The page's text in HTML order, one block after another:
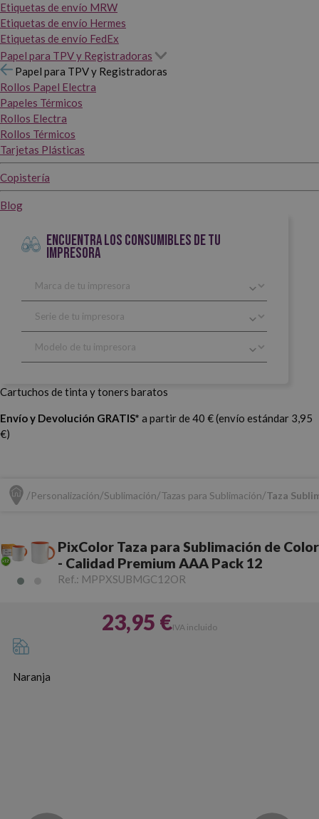
Etiquetas de envío MRW
Etiquetas de envío Hermes
Etiquetas de envío FedEx
Papel para TPV y Registradoras
Papel para TPV y Registradoras
Rollos Papel Electra
Papeles Térmicos
Rollos Electra
Rollos Térmicos
Tarjetas Plásticas
Copistería
Blog
ENCUENTRA LOS CONSUMIBLES DE TU
IMPRESORA
Cartuchos de tinta y toners baratos
Envío y Devolución GRATIS* a partir de 40 € (envío estándar 3,95
€)
Personalización Sublimación Tazas para Sublimación Taza
PixColor Taza para Sublimación de Color
- Calidad Premium AAA Pack 12
Ref.: MPPXSUBMGC12OR
23,95 €IVA incluido
Naranja